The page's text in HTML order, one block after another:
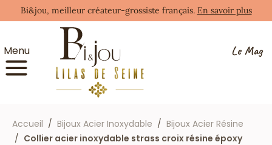
Bi&jou, meilleur créateur-grossiste français. En savoir plus
Menu Le Mag
Accueil Bijoux Acier Inoxydable
Bijoux Acier Résine
Collier acier inoxydable strass croix résine époxy